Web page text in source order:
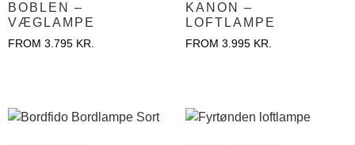
BOBLEN –
VÆGLAMPE
FROM 3.795 KR.
KANON –
LOFTLAMPE
FROM 3.995 KR.